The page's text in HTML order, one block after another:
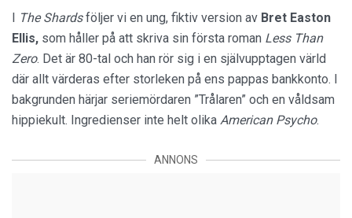
I The Shardsföljer vi en ung, fiktiv version av Bret Easton
Ellis, som håller på att skriva sin första roman Less Than
Zero. Det är 80-tal och han rör sig i en självupptagen värld
där allt värderas efter storleken på ens pappas bankkonto. I
bakgrunden härjar seriemördaren ”Trålaren” och en våldsam
hippiekult. Ingredienser inte helt olika American Psycho.
ANNONS